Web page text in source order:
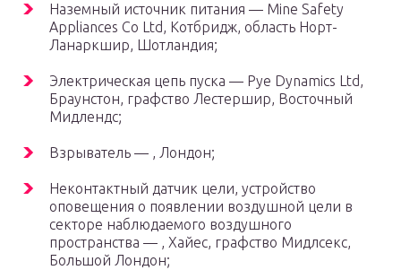
Наземный источник питания — Mine Safety
Appliances Co Ltd, Котбридж, область Норт-
Ланаркшир, Шотландия;
Электрическая цепь пуска — Pye Dynamics Ltd,
Браунстон, графство Лестершир, Восточный
Мидлендс;
Взрыватель — , Лондон;
Неконтактный датчик цели, устройство
оповещения о появлении воздушной цели в
секторе наблюдаемого воздушного
пространства — , Хайес, графство Мидлсекс,
Большой Лондон;